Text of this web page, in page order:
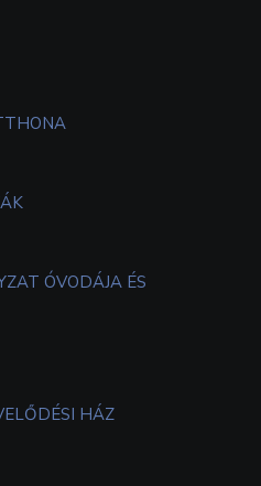
ÓVODÁJA ÉS
HÁZ